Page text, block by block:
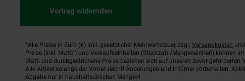
Vertrag widerrufen
Fußnoten
*Alle Preise in Euro (€) inkl. gesetzlicher Mehrwertsteuer, zzgl. Versandkosten
Preise (inkl. MwSt.) und Verkaufseinheiten (Stückzahl/Mengeneinheit) können im
Statt- und durchgestrichene Preise beziehen sich auf unseren zuvor geforderten
Alle Artikel solange der Vorrat reicht! Änderungen und Irrtümer vorbehalten.
Abgabe nur in haushaltsüblichen Mengen!